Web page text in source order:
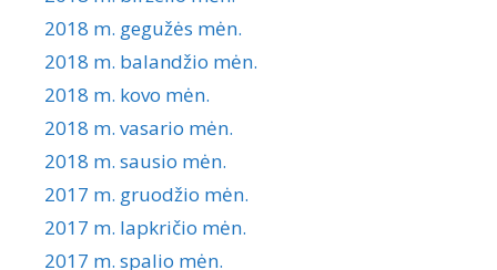
2018 m. gegužės mėn.
2018 m. balandžio mėn.
2018 m. kovo mėn.
2018 m. vasario mėn.
2018 m. sausio mėn.
2017 m. gruodžio mėn.
2017 m. lapkričio mėn.
2017 m. spalio mėn.